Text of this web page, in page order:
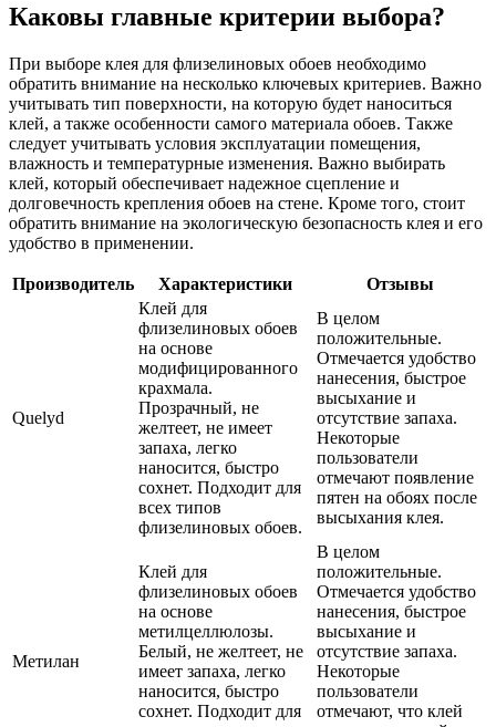
Каковы главные критерии выбора?
При выборе клея для флизелиновых обоев необходимо
обратить внимание на несколько ключевых критериев. Важно
учитывать тип поверхности, на которую будет наноситься
клей, а также особенности самого материала обоев. Также
следует учитывать условия эксплуатации помещения,
влажность и температурные изменения. Важно выбирать
клей, который обеспечивает надежное сцепление и
долговечность крепления обоев на стене. Кроме того, стоит
обратить внимание на экологическую безопасность клея и его
удобство в применении.
Производитель Характеристики Отзывы
Quelyd
Клей для
флизелиновых обоев
на основе
модифицированного
крахмала.
Прозрачный, не
желтеет, не имеет
запаха, легко
наносится, быстро
сохнет. Подходит для
всех типов
флизелиновых обоев.
В целом
положительные.
Отмечается удобство
нанесения, быстрое
высыхание и
отсутствие запаха.
Некоторые
пользователи
отмечают появление
пятен на обоях после
высыхания клея.
Метилан
Клей для
флизелиновых обоев
на основе
метилцеллюлозы.
Белый, не желтеет, не
имеет запаха, легко
наносится, быстро
сохнет. Подходит для
В целом
положительные.
Отмечается удобство
нанесения, быстрое
высыхание и
отсутствие запаха.
Некоторые
пользователи
отмечают, что клей